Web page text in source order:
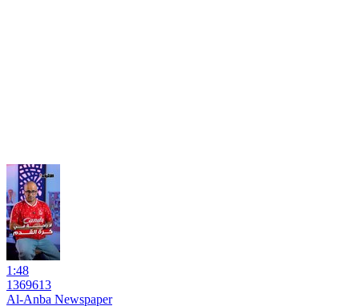
1:48
1369613
Al-Anba Newspaper